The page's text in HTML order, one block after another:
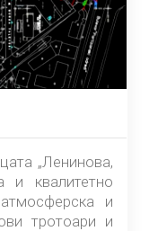
„Ленинова,
и квалитетно
и
тротоари и